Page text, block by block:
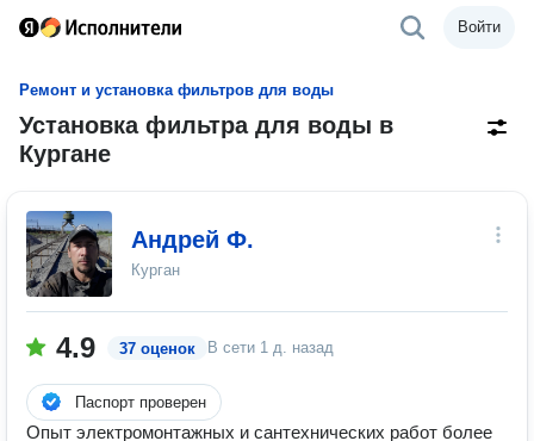
Войти
Ремонт и установка фильтров для воды
Установка фильтра для воды в
Кургане
Андрей Ф.
Курган
4.9 37 оценок В сети 1 д. назад
Паспорт проверен
Опыт электромонтажных и сантехнических работ более